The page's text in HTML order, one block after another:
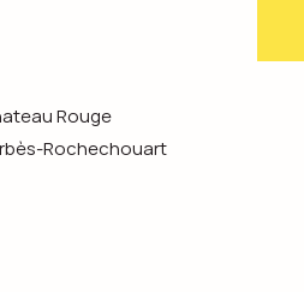
Rouge
Rochechouart